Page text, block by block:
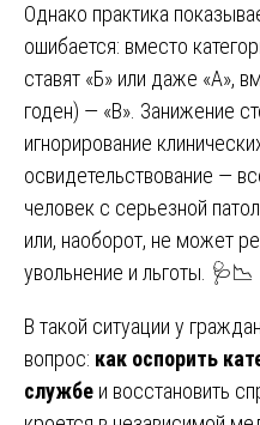
Однако практика
ошибается: вместо
ставят «Б» или даже «А»,
годен) — «В». Занижение
игнорирование
освидетельствование —
человек с серьезной
или, наоборот, не может
увольнение и льготы. 🩺📉
В такой ситуации у
вопрос: как оспорить
службе и восстановить